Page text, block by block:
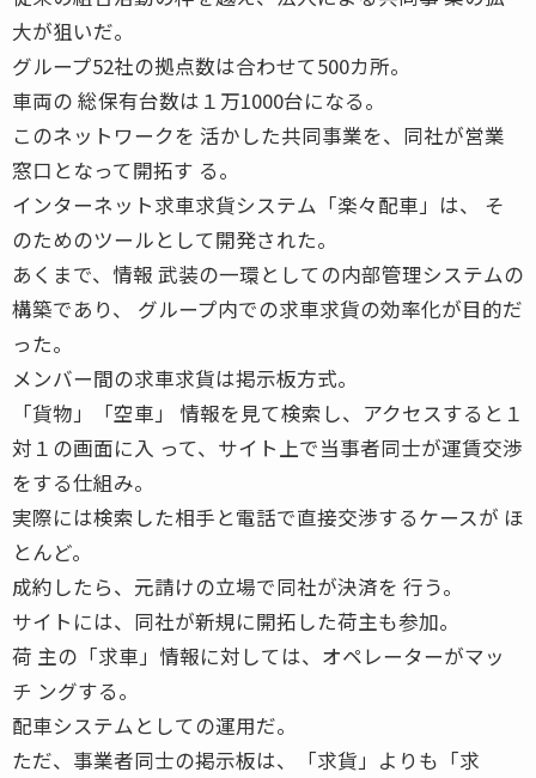
大が狙いだ。
グループ52社の拠点数は合わせて500カ所。
車両の 総保有台数は１万1000台になる。
このネットワークを 活かした共同事業を、同社が営業
窓口となって開拓す る。
インターネット求車求貨システム「楽々配車」は、 そ
のためのツールとして開発された。
あくまで、情報 武装の一環としての内部管理システムの
構築であり、 グループ内での求車求貨の効率化が目的だ
った。
メンバー間の求車求貨は掲示板方式。
「貨物」「空車」 情報を見て検索し、アクセスすると１
対１の画面に入 って、サイト上で当事者同士が運賃交渉
をする仕組み。
実際には検索した相手と電話で直接交渉するケースが ほ
とんど。
成約したら、元請けの立場で同社が決済を 行う。
サイトには、同社が新規に開拓した荷主も参加。
荷 主の「求車」情報に対しては、オペレーターがマッ
チ ングする。
配車システムとしての運用だ。
ただ、事業者同士の掲示板は、「求貨」よりも「求